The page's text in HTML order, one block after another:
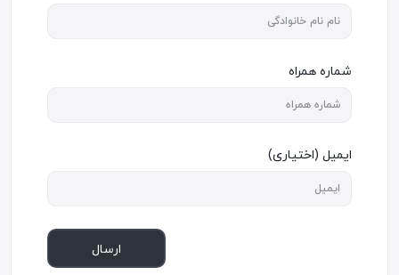
شماره همراه
ایمیل (اختیاری)
ارسال